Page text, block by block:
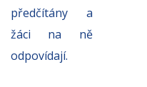
předčítány a
žáci na ně
odpovídají.